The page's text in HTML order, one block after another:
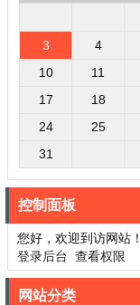
3
4
10
11
17
18
24
25
31
控制面板
您好，欢迎到访网站！
登录后台 查看权限
网站分类